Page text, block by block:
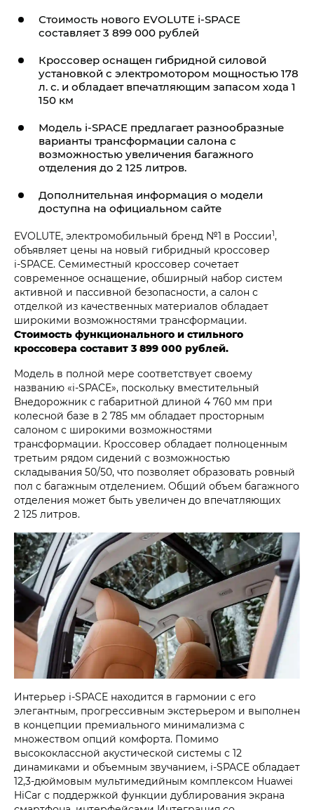
Стоимость нового EVOLUTE i‑SPACE
составляет 3 899 000 рублей
Кроссовер оснащен гибридной силовой
установкой с электромотором мощностью 178
л. с. и обладает впечатляющим запасом хода 1
150 км
Модель i‑SPACE предлагает разнообразные
варианты трансформации салона с
возможностью увеличения багажного
отделения до 2 125 литров.
Дополнительная информация о модели
доступна на официальном сайте
EVOLUTE, электромобильный бренд №1 в России1,
объявляет цены на новый гибридный кроссовер
i‑SPACE. Семиместный кроссовер сочетает
современное оснащение, обширный набор систем
активной и пассивной безопасности, а салон с
отделкой из качественных материалов обладает
широкими возможностями трансформации.
Стоимость функционального и стильного
кроссовера составит 3 899 000 рублей.
Модель в полной мере соответствует своему
названию «i‑SPACE», поскольку вместительный
Внедорожник с габаритной длиной 4 760 мм при
колесной базе в 2 785 мм обладает просторным
салоном с широкими возможностями
трансформации. Кроссовер обладает полноценным
третьим рядом сидений с возможностью
складывания 50/50, что позволяет образовать ровный
пол с багажным отделением. Общий объем багажного
отделения может быть увеличен до впечатляющих
2 125 литров.
Интерьер i‑SPACE находится в гармонии с его
элегантным, прогрессивным экстерьером и выполнен
в концепции премиального минимализма с
множеством опций комфорта. Помимо
высококлассной акустической системы с 12
динамиками и объемным звучанием, i‑SPACE обладает
12,3-дюймовым мультимедийным комплексом Huawei
HiCar с поддержкой функции дублирования экрана